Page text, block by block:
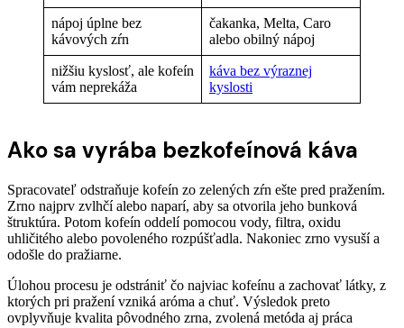
nápoj úplne bez
kávových zŕn
čakanka, Melta, Caro
alebo obilný nápoj
nižšiu kyslosť, ale kofeín
vám neprekáža
káva bez výraznej
kyslosti
Ako sa vyrába bezkofeínová káva
Spracovateľ odstraňuje kofeín zo zelených zŕn ešte pred pražením.
Zrno najprv zvlhčí alebo naparí, aby sa otvorila jeho bunková
štruktúra. Potom kofeín oddelí pomocou vody, filtra, oxidu
uhličitého alebo povoleného rozpúšťadla. Nakoniec zrno vysuší a
odošle do pražiarne.
Úlohou procesu je odstrániť čo najviac kofeínu a zachovať látky, z
ktorých pri pražení vzniká aróma a chuť. Výsledok preto
ovplyvňuje kvalita pôvodného zrna, zvolená metóda aj práca